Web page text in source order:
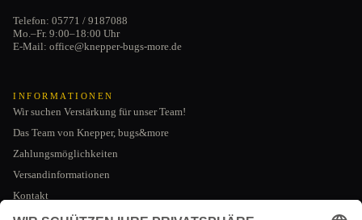
Telefon: 05771 / 9187088
Mo.–Fr. 9:00–18:00 Uhr
E-Mail: office@knepper-bugs-more.de
INFORMATIONEN
Wir suchen Verstärkung für unser Team!
Das Team von Knepper, bugs&more
Zahlungsmöglichkeiten
Versandinformationen
Kontakt